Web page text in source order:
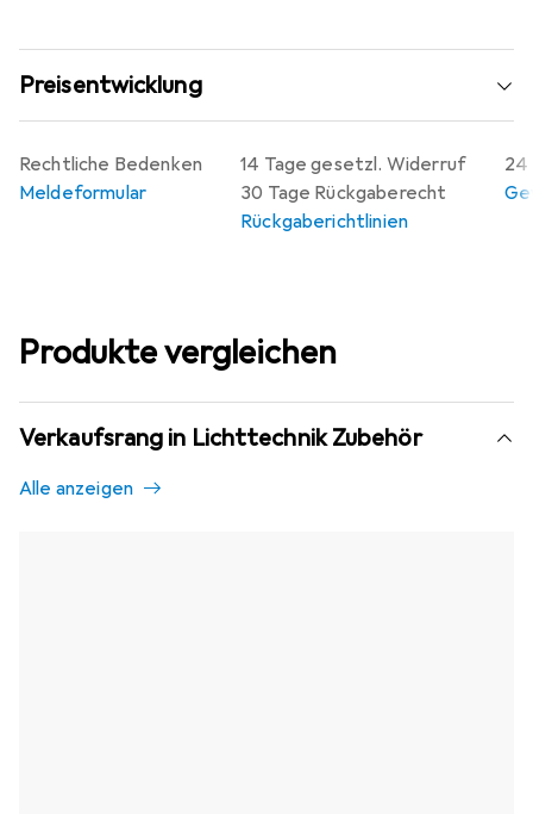
Preisentwicklung
14 Tage gesetzl. Widerruf
30 Tage Rückgaberecht
Rückgaberichtlinien
24
Rechtliche Bedenken
Meldeformular
Produkte vergleichen
Verkaufsrang in Lichttechnik Zubehör
Alle anzeigen